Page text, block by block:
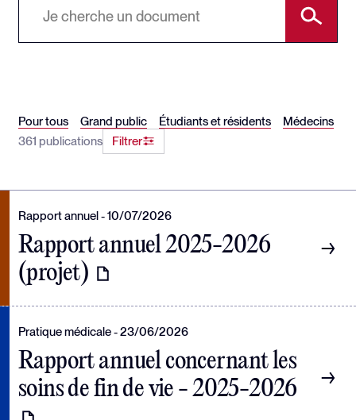
Pour tous Grand public Étudiants et résidents
Médecins
361 publications
Filtrer
Rapport annuel 10/07/2026
Rapport annuel 2025-2026
(projet)
Pratique médicale 23/06/2026
Rapport annuel concernant les
soins de fin de vie - 2025-2026